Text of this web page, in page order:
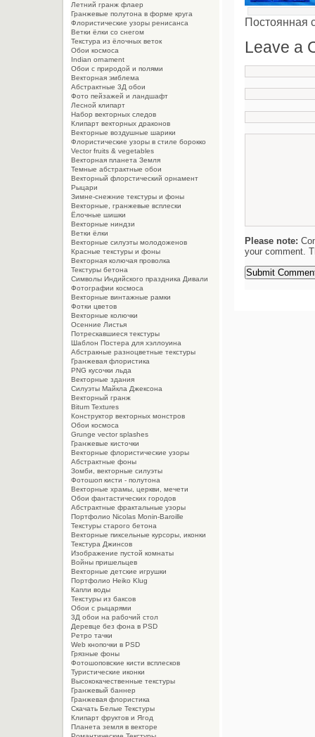
Постоянная
Leave a
Please note:
your comment.
Летний гранж флаер
Гранжевые полутона в форме круга
Флористические узоры ренисанса
Ветки ёлки со снегом
Текстура из ёлочных веток
Обои космоса
Indian ornament
Обои с природой и полями
Векторная эмблема
Абстрактные 3Д обои
Фото пейзажей и ландшафт
Лесной клипарт
Набор векторных следов
Клипарт векторных драконов
Векторные воздушные шарики
Флористические узоры в стиле борокко
Vector fruits & vegetables
Векторная планета Земля
Темные абстрактные обои
Векторный флорстический орнамент
Рыцари
Зимне-снежние текстуры и фоны
Векторные, гранжевые всплески
Ёлочные шишки
Векторные ниндзи
Ветки ёлки
Векторные силуэты молодоженов
Красные текстуры и фоны
Векторная колючая проволка
Текстуры бетона
Символы Индийского праздника Дивали
Фотографии космоса
Векторные винтажные рамки
Фотки цветов
Векторные колючки
Осенние Листья
Потрескавшиеся текстуры
Шаблон Постера для хэллоуина
Абстракные разноцветные текстуры
Гранжевая флористика
PNG кусочки льда
Векторные здания
Силуэты Майкла Джексона
Векторный гранж
Bitum Textures
Конструктор векторных монстров
Обои космоса
Grunge vector splashes
Гранжевые кисточки
Векторные флористические узоры
Абстрактные фоны
Зомби, векторные силуэты
Фотошоп кисти - полутона
Векторные храмы, церкви, мечети
Обои фантастических городов
Абстрактные фрактальные узоры
Портфолио Nicolas Monin-Baroille
Текстуры старого бетона
Векторные пиксельные курсоры, иконки
Текстура Джинсов
Изображение пустой комнаты
Войны пришельцев
Векторные детские игрушки
Портфолио Heiko Klug
Капли воды
Текстуры из баксов
Обои с рыцарями
3Д обои на рабочий стол
Деревце без фона в PSD
Ретро тачки
Web кнопочки в PSD
Грязные фоны
Фотошоповские кисти всплесков
Туристические иконки
Высококачественные текстуры
Гранжевый баннер
Гранжевая флористика
Скачать Белые Текстуры
Клипарт фруктов и Ягод
Планета земля в векторе